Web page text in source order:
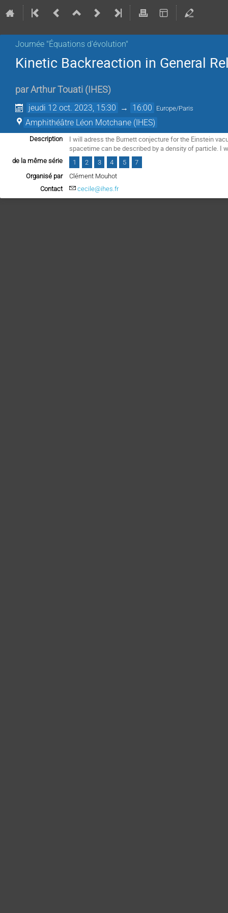
Journée "Équations d'évolution"
Kinetic Backreaction in General
parArthur Touati ( IHES)
jeudi 12 oct. 2023, 15:30 → 16:00 Europe/Paris
Amphithéâtre Léon Motchane (IHES)
Description
I will adress the Burnett conjecture for the Einstein
spacetime can be described by a density of particle. I
de la même série 1 2 3 4 5
7
Organisé par
Clément Mouhot
Contact
cecile@ihes.fr